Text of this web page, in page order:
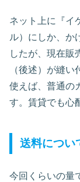
ネット上に『イ
ル）にしか、か
したが、現在販
（後述）が縫
使えば、普通の
す。賃貸でも心
送料につい
今回くらいの量